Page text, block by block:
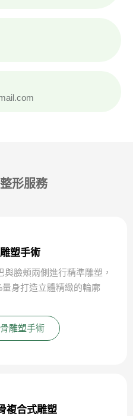
形服務
塑手術
臉頰兩側進行精準雕塑，
身打造立體精緻的輪廓
雕塑手術
複合式雕塑